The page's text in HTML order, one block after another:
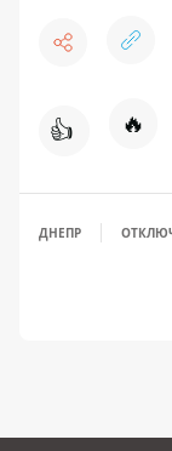
👍 🔥
ДНЕПР